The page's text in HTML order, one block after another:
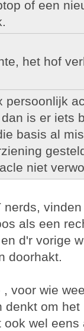
of een
het hof
persoonlijk
is er iets
basis al
niet
als een
d'r vorige
doorhakt.
voor wie
om
wel